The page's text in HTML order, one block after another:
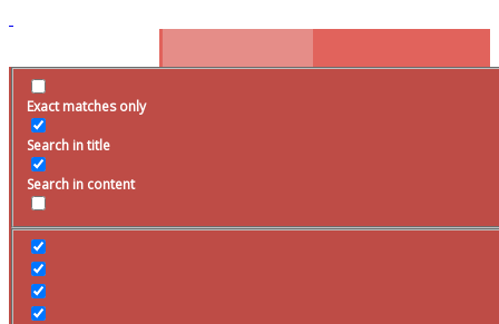
Exact matches only
Search in title
Search in content
Расписание
+79285399105 Время работы